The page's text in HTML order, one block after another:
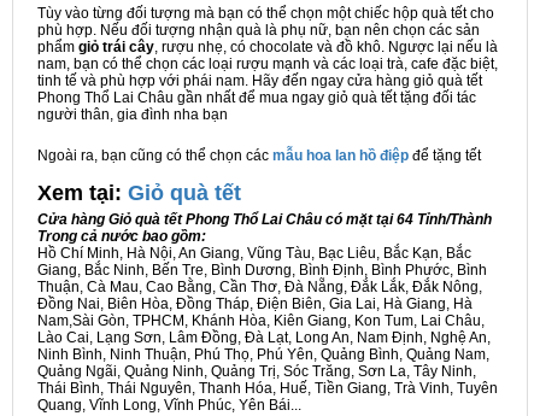
Tùy vào từng đối tượng mà bạn có thể chọn một chiếc hộp quà tết cho
phù hợp. Nếu đối tượng nhận quà là phụ nữ, bạn nên chọn các sản
phẩm giỏ trái cây, rượu nhẹ, có chocolate và đồ khô. Ngược lại nếu là
nam, bạn có thể chọn các loại rượu mạnh và các loại trà, cafe đặc biệt,
tinh tế và phù hợp với phái nam. Hãy đến ngay cửa hàng giỏ quà tết
Phong Thổ Lai Châu gần nhất để mua ngay giỏ quà tết tặng đối tác
người thân, gia đình nha bạn
Ngoài ra, bạn cũng có thể chọn các mẫu hoa lan hồ điệp để tặng tết
Xem tại: Giỏ quà tết
Cửa hàng Giỏ quà tết Phong Thổ Lai Châu có mặt tại 64 Tỉnh/Thành
Trong cả nước bao gồm:
Hồ Chí Minh, Hà Nội, An Giang, Vũng Tàu, Bạc Liêu, Bắc Kạn, Bắc
Giang, Bắc Ninh, Bến Tre, Bình Dương, Bình Định, Bình Phước, Bình
Thuận, Cà Mau, Cao Bằng, Cần Thơ, Đà Nẵng, Đắk Lắk, Đắk Nông,
Đồng Nai, Biên Hòa, Đồng Tháp, Điện Biên, Gia Lai, Hà Giang, Hà
Nam,Sài Gòn, TPHCM, Khánh Hòa, Kiên Giang, Kon Tum, Lai Châu,
Lào Cai, Lạng Sơn, Lâm Đồng, Đà Lạt, Long An, Nam Định, Nghệ An,
Ninh Bình, Ninh Thuận, Phú Thọ, Phú Yên, Quảng Bình, Quảng Nam,
Quảng Ngãi, Quảng Ninh, Quảng Trị, Sóc Trăng, Sơn La, Tây Ninh,
Thái Bình, Thái Nguyên, Thanh Hóa, Huế, Tiền Giang, Trà Vinh, Tuyên
Quang, Vĩnh Long, Vĩnh Phúc, Yên Bái...